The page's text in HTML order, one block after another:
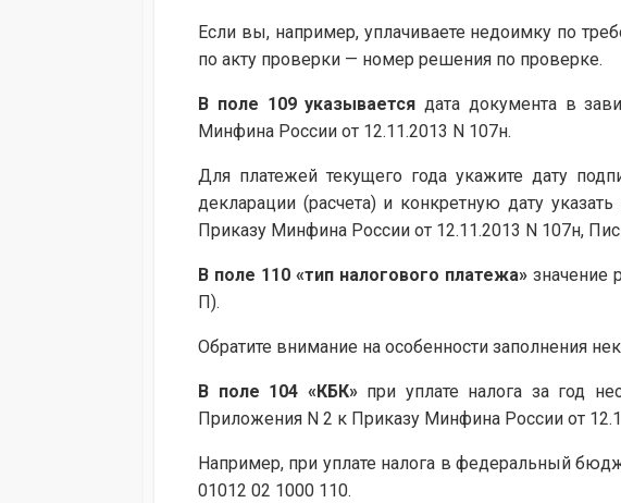
Если вы, например, уплачиваете недоимку по
по акту проверки — номер решения по проверке.
В поле 109указывается дата документа в
Минфина России от 12.11.2013 N 107н.
Для платежей текущего года укажите дату
декларации (расчета) и конкретную дату
Приказу Минфина России от 12.11.2013 N 107н,
В поле 110 «тип налогового платежа» значение
П).
Обратите внимание на особенности заполнения
В поле 104 «КБК»при уплате налога за год
Приложения N 2 к Приказу Минфина России от
Например, при уплате налога в федеральный
01012 02 1000 110.